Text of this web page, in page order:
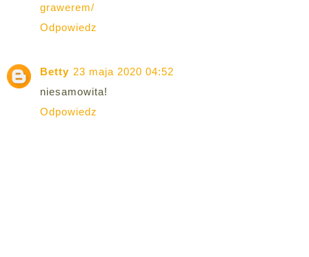
grawerem/
Odpowiedz
Betty 23 maja 2020 04:52
niesamowita!
Odpowiedz